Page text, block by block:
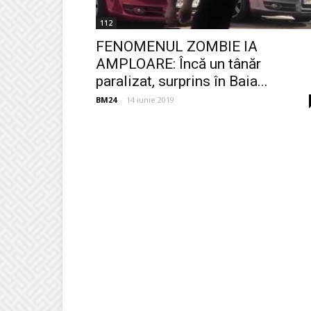
112
FENOMENUL ZOMBIE IA
AMPLOARE: Încă un tânăr
paralizat, surprins în Baia...
BM24 - 14 iunie 2019